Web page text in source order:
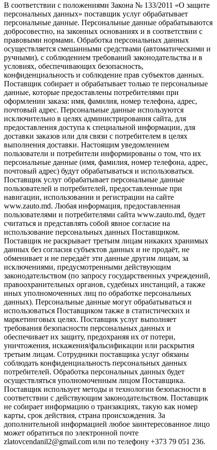
В соответствии с положениями Закона № 133/2011 «О защите
персональных данных» поставщик услуг обрабатывает
персональные данные. Персональные данные обрабатываются
добросовестно, на законных основаниях и в соответствии с
правовыми нормами. Обработка персональных данных
осуществляется смешанными средствами (автоматическими и
ручными), с соблюдением требований законодательства и в
условиях, обеспечивающих безопасность,
конфиденциальность и соблюдение прав субъектов данных.
Поставщик собирает и обрабатывает только те персональные
данные, которые предоставлены потребителями при
оформлении заказа: имя, фамилия, номер телефона, адрес,
почтовый адрес. Персональные данные используются
исключительно в целях администрирования сайта, для
предоставления доступа к специальной информации, для
доставки заказов или для связи с потребителем в целях
выполнения доставки. Настоящим уведомлением
пользователи и потребители информированы о том, что их
персональные данные (имя, фамилия, номер телефона, адрес,
почтовый адрес) будут обрабатываться и использоваться.
Поставщик услуг обрабатывает персональные данные
пользователей и потребителей, предоставленные при
навигации, использовании и регистрации на сайте
www.zauto.md. Любая информация, предоставленная
пользователями и потребителями сайта www.zauto.md, будет
считаться и представлять собой явное согласие на
использование персональных данных Поставщиком.
Поставщик не раскрывает третьим лицам никаких хранимых
данных без согласия субъектов данных и не продаёт, не
обменивает и не передаёт эти данные другим лицам, за
исключениями, предусмотренными действующим
законодательством (по запросу государственных учреждений,
правоохранительных органов, судебных инстанций, а также
иных уполномоченных лиц по обработке персональных
данных). Персональные данные могут обрабатываться и
использоваться Поставщиком также в статистических и
маркетинговых целях. Поставщик услуг выполняет
требования безопасности персональных данных и
обеспечивает их защиту, предохраняя их от потери,
уничтожения, искажения/фальсификации или раскрытия
третьим лицам. Сотрудники поставщика услуг обязаны
соблюдать конфиденциальность персональных данных
потребителей. Обработка персональных данных будет
осуществляться уполномоченным лицом Поставщика.
Поставщик использует методы и технологии безопасности в
соответствии с действующим законодательством. Поставщик
не собирает информацию о транзакциях, такую как номер
карты, срок действия, страна происхождения. За
дополнительной информацией любое заинтересованное лицо
может обратиться по электронной почте
zlatovcendanil2@gmail.com или по телефону +373 79 051 236.